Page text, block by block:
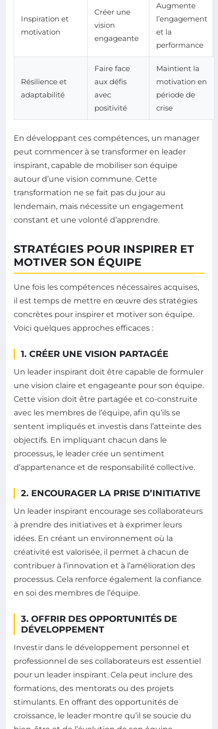
Inspiration et
motivation
Créer une
vision
engageante
Augmente
l’engagement
et la
performance
Résilience et
adaptabilité
Faire face
aux défis
avec
positivité
Maintient la
motivation en
période de
crise
En développant ces compétences, un manager
peut commencer à se transformer en leader
inspirant, capable de mobiliser son équipe
autour d’une vision commune. Cette
transformation ne se fait pas du jour au
lendemain, mais nécessite un engagement
constant et une volonté d’apprendre.
STRATÉGIES POUR INSPIRER ET
MOTIVER SON ÉQUIPE
Une fois les compétences nécessaires acquises,
il est temps de mettre en œuvre des stratégies
concrètes pour inspirer et motiver son équipe.
Voici quelques approches efficaces :
1. CRÉER UNE VISION PARTAGÉE
Un leader inspirant doit être capable de formuler
une vision claire et engageante pour son équipe.
Cette vision doit être partagée et co-construite
avec les membres de l’équipe, afin qu’ils se
sentent impliqués et investis dans l’atteinte des
objectifs. En impliquant chacun dans le
processus, le leader crée un sentiment
d’appartenance et de responsabilité collective.
2. ENCOURAGER LA PRISE D’INITIATIVE
Un leader inspirant encourage ses collaborateurs
à prendre des initiatives et à exprimer leurs
idées. En créant un environnement où la
créativité est valorisée, il permet à chacun de
contribuer à l’innovation et à l’amélioration des
processus. Cela renforce également la confiance
en soi des membres de l’équipe.
3. OFFRIR DES OPPORTUNITÉS DE
DÉVELOPPEMENT
Investir dans le développement personnel et
professionnel de ses collaborateurs est essentiel
pour un leader inspirant. Cela peut inclure des
formations, des mentorats ou des projets
stimulants. En offrant des opportunités de
croissance, le leader montre qu’il se soucie du